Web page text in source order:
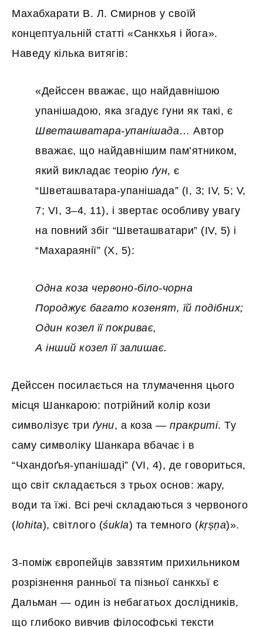
Махабхарати В. Л. Смирнов у своїй
концептуальній статті «Санкхья і йога».
Наведу кілька витягів:
«Дейссен вважає, що найдавнішою
упанішадою, яка згадує гуни як такі, є
Шветашватара-упанішада… Автор
вважає, що найдавнішим пам’ятником,
який викладає теорію ґун, є
“Шветашватара-упанішада” (I, 3; IV, 5; V,
7; VI, 3–4, 11), і звертає особливу увагу
на повний збіг “Шветашватари” (IV, 5) і
“Махараянії” (X, 5):
Одна коза червоно-біло-чорна
Породжує багато козенят, їй подібних;
Один козел її покриває,
А інший козел її залишає.
Дейссен посилається на тлумачення цього
місця Шанкарою: потрійний колір кози
символізує три ґуни, а коза — пракриті. Ту
саму символіку Шанкара вбачає і в
“Чхандоґья-упанішаді” (VI, 4), де говориться,
що світ складається з трьох основ: жару,
води та їжі. Всі речі складаються з червоного
(lohita), світлого (śukla) та темного (kṛṣṇa)».
З-поміж європейців завзятим прихильником
розрізнення ранньої та пізньої санкхьї є
Дальман — один із небагатьох дослідників,
що глибоко вивчив філософські тексти